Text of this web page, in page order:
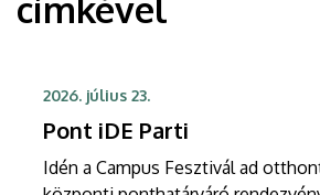
címkével
2026. július 23.
Pont iDE Parti
Idén a Campus Fesztivál ad